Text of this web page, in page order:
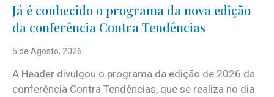
Já é conhecido o programa da nova edição
da conferência Contra Tendências
5 de Agosto, 2026
A Header divulgou o programa da edição de 2026 da
conferência Contra Tendências, que se realiza no dia